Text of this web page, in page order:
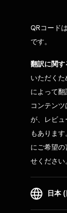
QRコード
です。
翻訳に関す
いただくた
によって
コンテン
が、レビュ
もありま
にご希望
せください
日本